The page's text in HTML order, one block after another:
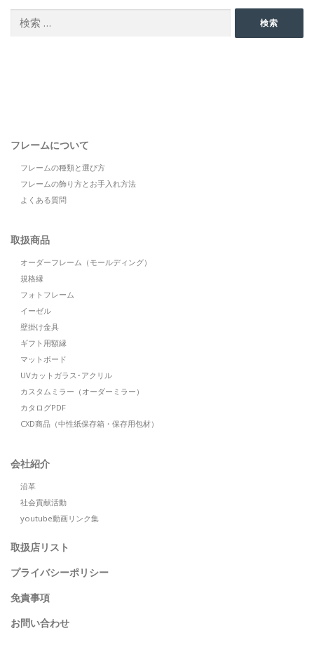
索:
検索
フレームについて
フレームの種類と選び方
フレームの飾り方とお手入れ方法
よくある質問
取扱商品
オーダーフレーム（モールディング）
規格縁
フォトフレーム
イーゼル
壁掛け金具
ギフト用額縁
マットボード
UVカットガラス･アクリル
カスタムミラー（オーダーミラー）
カタログPDF
CXD商品（中性紙保存箱・保存用包材）
会社紹介
沿革
社会貢献活動
youtube動画リンク集
取扱店リスト
プライバシーポリシー
免責事項
お問い合わせ